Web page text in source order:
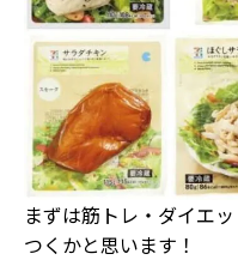
まずは筋トレ・ダイエ
つくかと思います！